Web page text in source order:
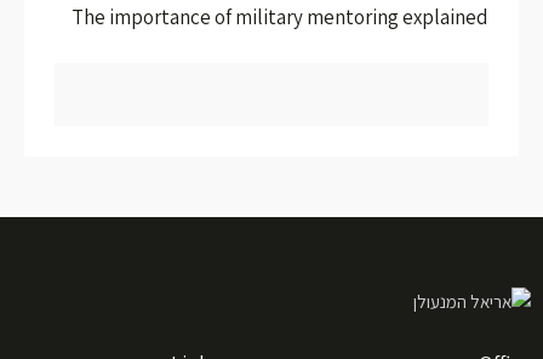
The importance of military mentoring explained